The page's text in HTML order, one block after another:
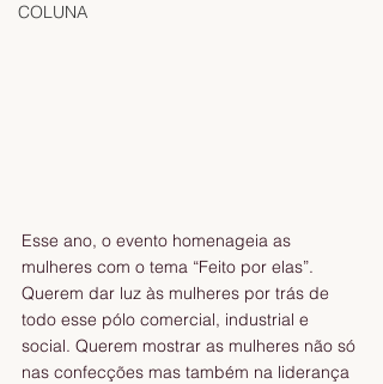
COLUNA
Esse ano, o evento homenageia as
mulheres com o tema “Feito por elas”.
Querem dar luz às mulheres por trás de
todo esse pólo comercial, industrial e
social. Querem mostrar as mulheres não só
nas confecções mas também na liderança